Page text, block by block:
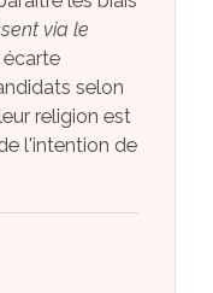
via le
écarte
selon
religion est
l'intention de